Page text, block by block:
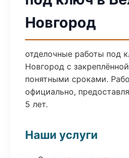
Новгород
отделочные работы под
Новгород с
понятными сроками.
официально,
5 лет.
Наши услуги